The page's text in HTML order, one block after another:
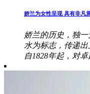
娇兰为女性呈现 具有非凡
娇兰的历史，独
水为标志，传递出
自1828年起，对